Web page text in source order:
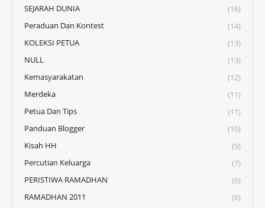
SEJARAH DUNIA
(16)
Peraduan Dan Kontest
(14)
KOLEKSI PETUA
(13)
NULL
(13)
Kemasyarakatan
(12)
Merdeka
(11)
Petua Dan Tips
(11)
Panduan Blogger
(10)
Kisah HH
(9)
Percutian Keluarga
(7)
PERISTIWA RAMADHAN
(6)
RAMADHAN 2011
(6)